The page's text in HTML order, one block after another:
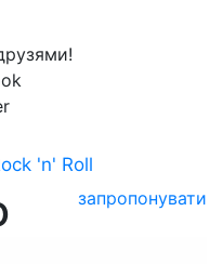
'n' Roll
запропонувати